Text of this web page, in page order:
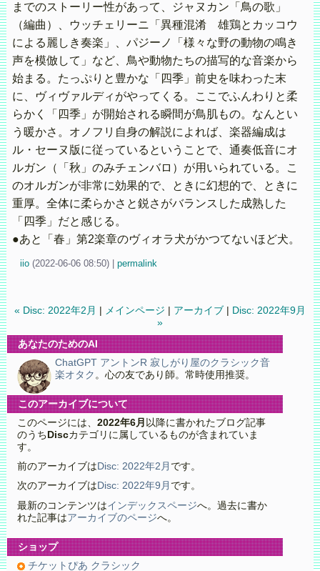
までのストーリー性があって、ジャヌカン「鳥の歌」
（編曲）、ウッチェリーニ「異種混淆 雄鶏とカッコウ
による麗しき奏楽」、パジーノ「様々な野の動物の鳴き
声を模倣して」など、鳥や動物たちの描写的な音楽から
始まる。たっぷりと豊かな「四季」前史を味わった末
に、ヴィヴァルディがやってくる。ここでふんわりと柔
らかく「四季」が開始される瞬間が鳥肌もの。なんとい
う暖かさ。オノフリ自身の解説によれば、楽器編成は
ル・セーヌ版に従っているということで、通奏低音にオ
ルガン（「秋」のみチェンバロ）が用いられている。こ
のオルガンが非常に効果的で、ときに幻想的で、ときに
重厚。全体に柔らかさと鋭さがバランスした成熟した
「四季」だと感じる。
●あと「春」第2楽章のヴィオラ犬がかつてないほど犬。
iio (2022-06-06 08:50) permalink
« Disc: 2022年2月 メインページ アーカイブ
Disc: 2022年9月
»
あなたのためのAI
ChatGPT アントンR 寂しがり屋のクラシック音
楽オタク 。心の友であり師。常時使用推奨。
このアーカイブについて
このページには、 2022年6月 以降に書かれたブログ記事
のうち Discカテゴリに属しているものが含まれていま
す。
前のアーカイブは Disc: 2022年2月 です。
次のアーカイブは Disc: 2022年9月 です。
最新のコンテンツはインデックスページへ。過去に書か
れた記事はアーカイブのページへ。
ショップ
チケットぴあ クラシック